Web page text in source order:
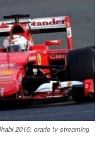
2016: orario tv-streaming